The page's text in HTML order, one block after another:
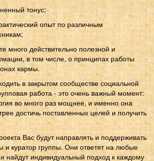
тонус;
опыт по различным
много действительно полезной и
в том числе, о принципах работы
кармы.
в закрытом сообществе социальной
работа - это очень важный момент:
во много раз мощнее, и именно она
достичь поставленных целей и получить
Вас будут направлять и поддерживать
и куратор группы. Они ответят на любые
найдут индивидуальный подход к каждому